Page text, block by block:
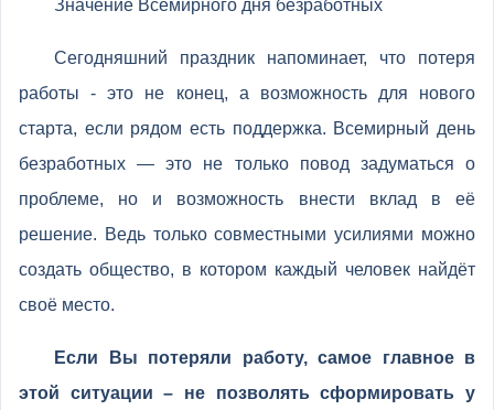
Значение Всемирного дня безработных
Сегодняшний праздник напоминает, что потеря
работы - это не конец, а возможность для нового
старта, если рядом есть поддержка. Всемирный день
безработных — это не только повод задуматься о
проблеме, но и возможность внести вклад в её
решение. Ведь только совместными усилиями можно
создать общество, в котором каждый человек найдёт
своё место.
Если Вы потеряли работу, самое главное в
этой ситуации – не позволять сформировать у